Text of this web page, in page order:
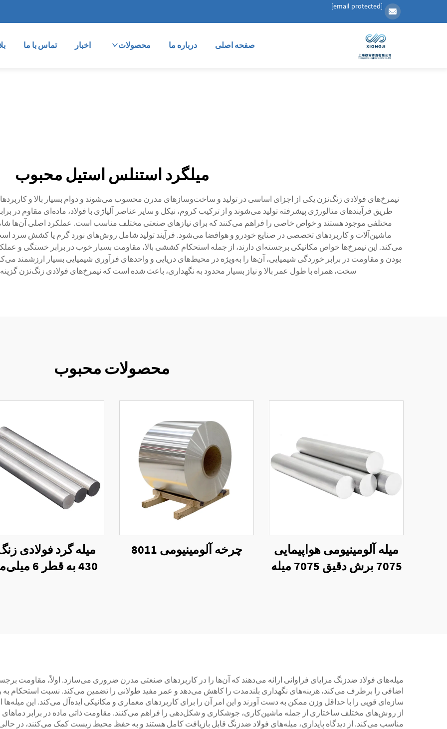
[email protected]
صفحه اصلی درباره ما محصولات اخبار تماس با ما
میلگرد استنلس استیل محبوب
نیمرخ‌های فولادی زنگ‌نزن یکی از اجزای اساسی در تولید و ساخت‌وسازهای مدرن محسوب می‌شوند و دوام بسیار بالا و
طریق فرآیندهای متالورژی پیشرفته تولید می‌شوند و از ترکیب کروم، نیکل و سایر عناصر آلیاژی با فولاد، ماده‌ای مقاوم در
مختلفی موجود هستند و خواص خاصی را فراهم می‌کنند که برای نیازهای صنعتی مختلف مناسب است. عملکرد اصلی آن‌ها
ماشین‌آلات و کاربردهای تخصصی در صنایع خودرو و هوافضا می‌شود. فرآیند تولید شامل روش‌های نورد گرم یا کشش سرد
می‌کند. این نیمرخ‌ها خواص مکانیکی برجسته‌ای دارند، از جمله استحکام کششی بالا، مقاومت بسیار خوب در برابر خستگی و
بودن و مقاومت در برابر خوردگی شیمیایی، آن‌ها را به‌ویژه در محیط‌های دریایی و واحدهای فرآوری شیمیایی بسیار ارزشمند
سخت، همراه با طول عمر بالا و نیاز بسیار محدود به نگهداری، باعث شده است که نیمرخ‌های فولادی زنگ‌نزن
محصولات محبوب
میله آلومینیومی هواپیمایی
7075 برش دقیق 7075 میله
چرخه آلومینیومی 8011
میله گرد فولادی
میله‌های فولاد ضدزنگ مزایای فراوانی ارائه می‌دهند که آن‌ها را در کاربردهای صنعتی مدرن ضروری می‌سازد. اولاً، مقاومت
اضافی را برطرف می‌کند، هزینه‌های نگهداری بلندمدت را کاهش می‌دهد و عمر مفید طولانی را تضمین می‌کند. نسبت استحکام به
سازه‌ای قویی را با حداقل وزن ممکن به دست آورند و این امر آن را برای کاربردهای معماری و مکانیکی ایده‌آل می‌کند. این میله‌ها
از روش‌های مختلف ساختاری از جمله ماشین‌کاری، جوشکاری و شکل‌دهی را فراهم می‌کنند. مقاومت ذاتی ماده در برابر دماهای
مناسب می‌کند. از دیدگاه پایداری، میله‌های فولاد ضدزنگ قابل بازیافت کامل هستند و به حفظ محیط زیست کمک می‌کنند، در